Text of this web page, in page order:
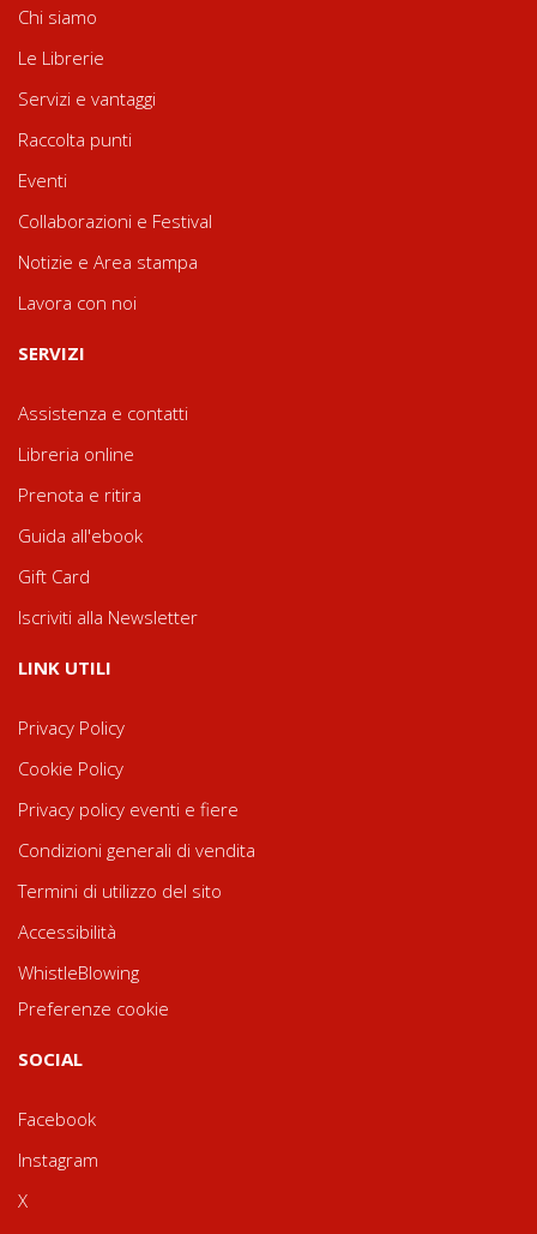
Chi siamo
Le Librerie
Servizi e vantaggi
Raccolta punti
Eventi
Collaborazioni e Festival
Notizie e Area stampa
Lavora con noi
SERVIZI
Assistenza e contatti
Libreria online
Prenota e ritira
Guida all'ebook
Gift Card
Iscriviti alla Newsletter
LINK UTILI
Privacy Policy
Cookie Policy
Privacy policy eventi e fiere
Condizioni generali di vendita
Termini di utilizzo del sito
Accessibilità
WhistleBlowing
Preferenze cookie
SOCIAL
Facebook
Instagram
X